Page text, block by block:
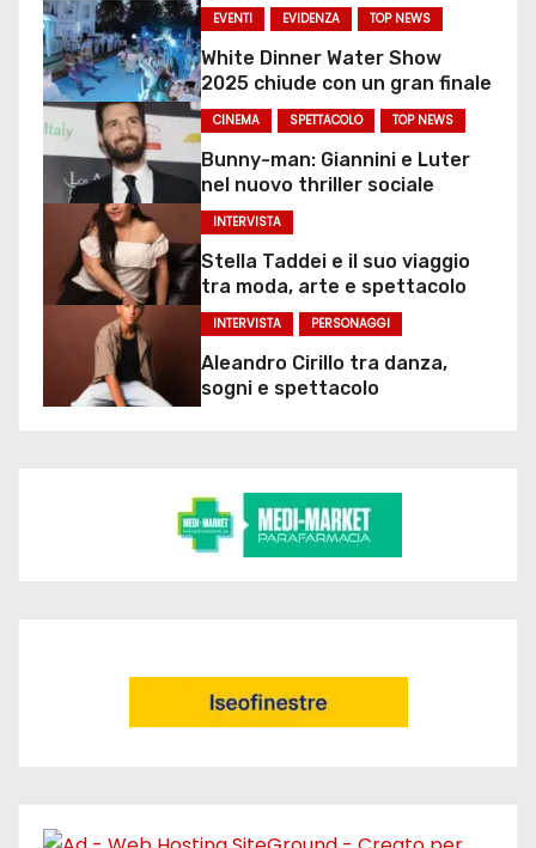
EVENTI EVIDENZA TOP NEWS
White Dinner Water Show
2025 chiude con un gran finale
CINEMA SPETTACOLO TOP NEWS
Bunny-man: Giannini e Luter
nel nuovo thriller sociale
INTERVISTA
Stella Taddei e il suo viaggio
tra moda, arte e spettacolo
INTERVISTA PERSONAGGI
Aleandro Cirillo tra danza,
sogni e spettacolo